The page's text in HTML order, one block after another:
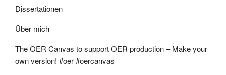
Dissertationen
Über mich
The OER Canvas to support OER production – Make your
own version! #oer #oercanvas